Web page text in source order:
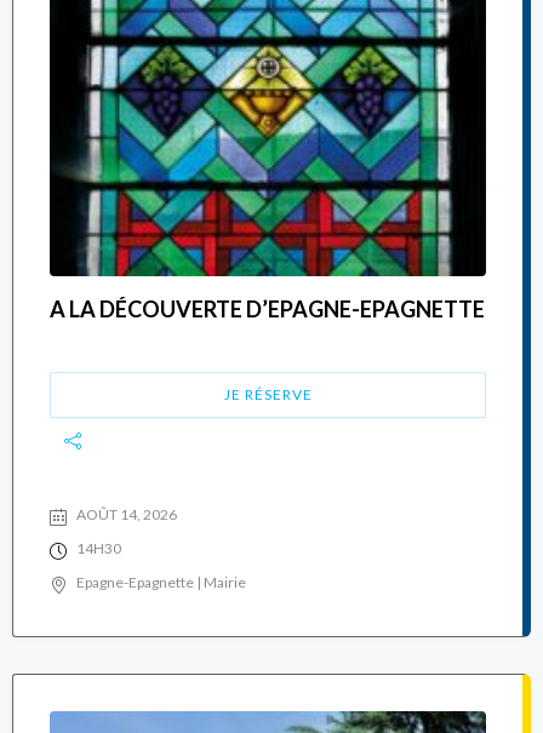
A LA DÉCOUVERTE D’EPAGNE-EPAGNETTE
JE RÉSERVE
AOÛT 14, 2026
14H30
Epagne-Epagnette | Mairie